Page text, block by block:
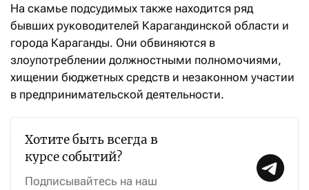
На скамье подсудимых также находится ряд
бывших руководителей Карагандинской области и
города Караганды. Они обвиняются в
злоупотреблении должностными полномочиями,
хищении бюджетных средств и незаконном участии
в предпринимательской деятельности.
Хотите быть всегда в
курсе событий?
Подписывайтесь на наш